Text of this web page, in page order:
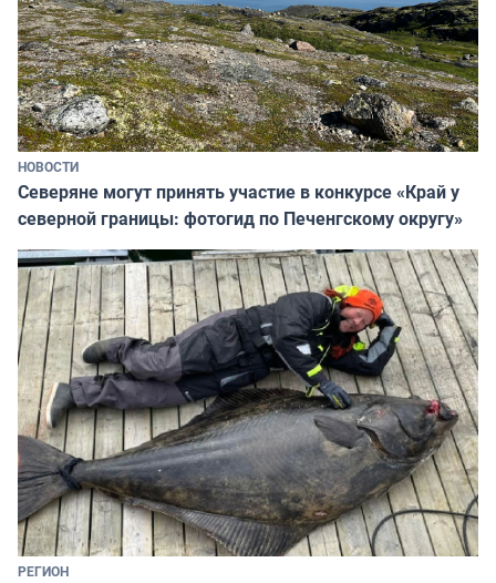
НОВОСТИ
Северяне могут принять участие в конкурсе «Край у
северной границы: фотогид по Печенгскому округу»
РЕГИОН